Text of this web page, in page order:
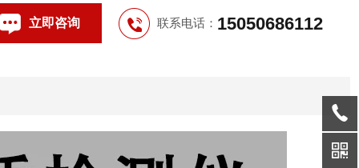
立即咨询 联系电话： 15050686112